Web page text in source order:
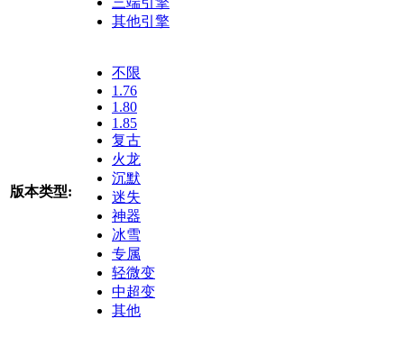
其他引擎
版本类型:
不限
1.76
1.80
1.85
复古
火龙
沉默
迷失
神器
冰雪
专属
轻微变
中超变
其他